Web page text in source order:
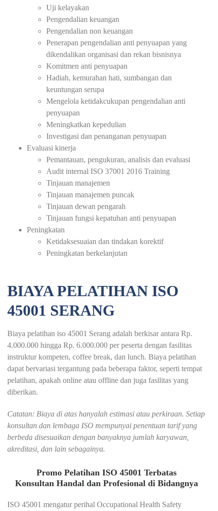
Uji kelayakan
Pengendalian keuangan
Pengendalian non keuangan
Penerapan pengendalian anti penyuapan yang
dikendalikan organisasi dan rekan bisnisnya
Komitmen anti penyuapan
Hadiah, kemurahan hati, sumbangan dan
keuntungan serupa
Mengelola ketidakcukupan pengendalian anti
penyuapan
Meningkatkan kepedulian
Investigasi dan penanganan penyuapan
Evaluasi kinerja
Pemantauan, pengukuran, analisis dan evaluasi
Audit internal ISO 37001 2016 Training
Tinjauan manajemen
Tinjauan manajemen puncak
Tinjauan dewan pengarah
Tinjauan fungsi kepatuhan anti penyuapan
Peningkatan
Ketidaksesuaian dan tindakan korektif
Peningkatan berkelanjutan
BIAYA PELATIHAN ISO
45001 SERANG
Biaya pelatihan iso 45001 Serang adalah berkisar antara Rp.
4.000.000 hingga Rp. 6.000.000 per peserta dengan fasilitas
instruktur kompeten, coffee break, dan lunch. Biaya pelatihan
dapat bervariasi tergantung pada beberapa faktor, seperti tempat
pelatihan, apakah online atau offline dan juga fasilitas yang
diberikan.
Catatan: Biaya di atas hanyalah estimasi atau perkiraan. Setiap
konsultan dan lembaga ISO mempunyai penentuan tarif yang
berbeda disesuaikan dengan banyaknya jumlah karyawan,
akreditasi, dan lain sebagainya.
Promo Pelatihan ISO 45001 Terbatas
Konsultan Handal dan Profesional di Bidangnya
ISO 45001 mengatur perihal Occupational Health Safety